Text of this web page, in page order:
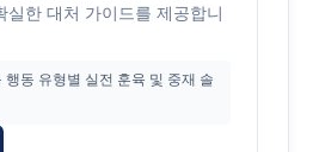
실한 대처 가이드를 제공합니
행동 유형별 실전 훈육 및 중재 솔